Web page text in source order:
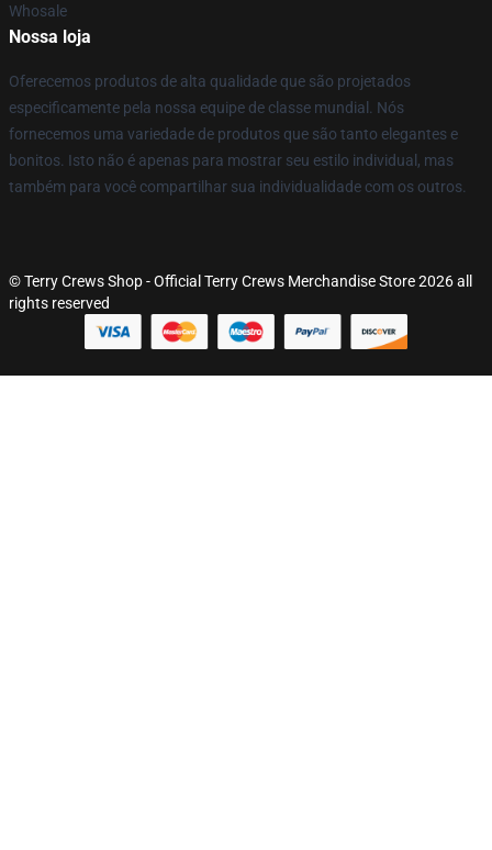
Whosale
Nossa loja
Oferecemos produtos de alta qualidade que são projetados
especificamente pela nossa equipe de classe mundial. Nós
fornecemos uma variedade de produtos que são tanto elegantes e
bonitos. Isto não é apenas para mostrar seu estilo individual, mas
também para você compartilhar sua individualidade com os outros.
© Terry Crews Shop - Official Terry Crews Merchandise Store 2026 all
rights reserved